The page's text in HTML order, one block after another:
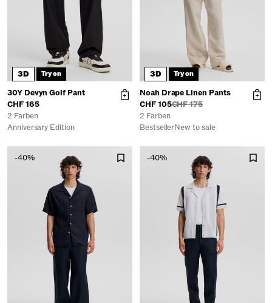
3D Try on
30Y Devyn Golf Pant
CHF 165
2 Farben
Anniversary Edition
3D Try on
Noah Drape Linen Pants
CHF 105CHF 175
2 Farben
BestsellerNew to sale
-40% -40%